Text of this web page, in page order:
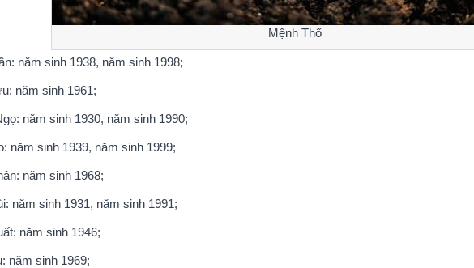
Mệnh Thổ
năm sinh 1938, năm sinh 1998;
năm sinh 1961;
năm sinh 1930, năm sinh 1990;
năm sinh 1939, năm sinh 1999;
năm sinh 1968;
năm sinh 1931, năm sinh 1991;
năm sinh 1946;
năm sinh 1969;